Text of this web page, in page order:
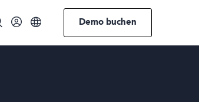
Demo buchen